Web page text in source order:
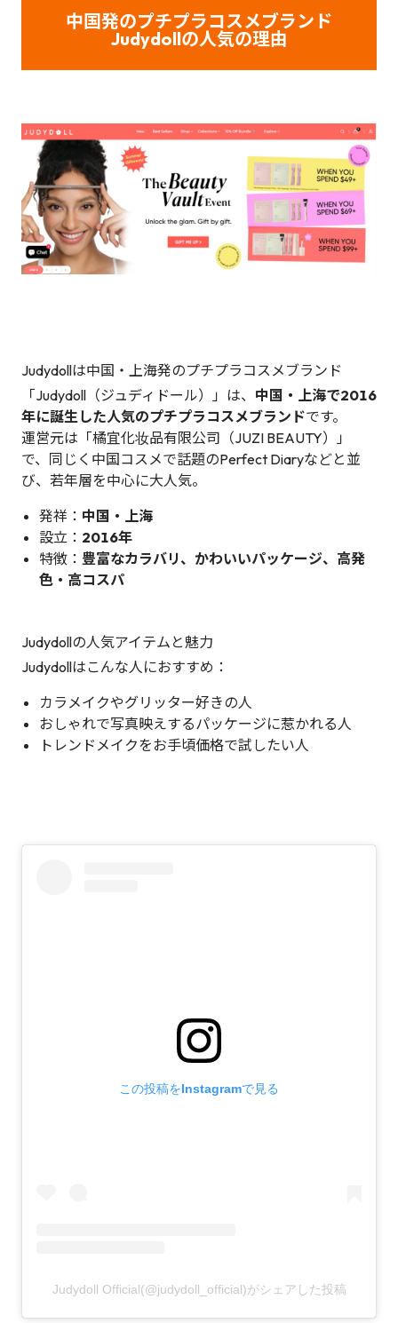
中国発のプチプラコスメブランド
Judydollの人気の理由
Judydollは中国・上海発のプチプラコスメブランド
「Judydoll（ジュディドール）」は、 中国・上海で2016
年に誕生した人気のプチプラコスメブランドです。
運営元は「橘宜化妆品有限公司（JUZI BEAUTY）」
で、同じく中国コスメで話題のPerfect Diaryなどと並
び、若年層を中心に大人気。
発祥： 中国・上海
設立： 2016年
特徴： 豊富なカラバリ、かわいいパッケージ、高発
色・高コスパ
Judydollの人気アイテムと魅力
Judydollはこんな人におすすめ：
カラメイクやグリッター好きの人
おしゃれで写真映えするパッケージに惹かれる人
トレンドメイクをお手頃価格で試したい人
この投稿をInstagramで見る
Judydoll Official(@judydoll_official)がシェアした投稿